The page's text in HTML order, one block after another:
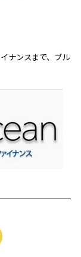
ナンスまで、ブル